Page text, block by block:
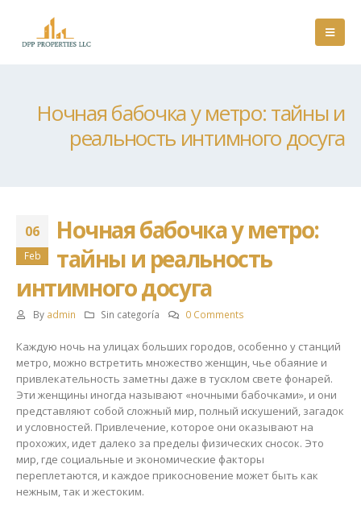
Ночная бабочка у метро: тайны и
реальность интимного досуга
06
Feb
Ночная бабочка у метро:
тайны и реальность
интимного досуга
By admin Sin categoría 0 Comments
Каждую ночь на улицах больших городов, особенно у станций
метро, можно встретить множество женщин, чье обаяние и
привлекательность заметны даже в тусклом свете фонарей.
Эти женщины иногда называют «ночными бабочками», и они
представляют собой сложный мир, полный искушений, загадок
и условностей. Привлечение, которое они оказывают на
прохожих, идет далеко за пределы физических сносок. Это
мир, где социальные и экономические факторы
переплетаются, и каждое прикосновение может быть как
нежным, так и жестоким.